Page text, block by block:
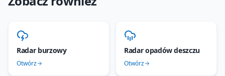
Radar burzowy
Otwórz
Radar opadów deszczu
Otwórz